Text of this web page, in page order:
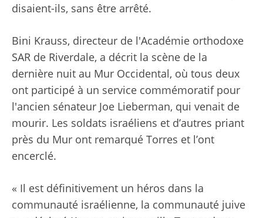
disaient-ils, sans être arrêté.
Bini Krauss, directeur de l'Académie orthodoxe
SAR de Riverdale, a décrit la scène de la
dernière nuit au Mur Occidental, où tous deux
ont participé à un service commémoratif pour
l'ancien sénateur Joe Lieberman, qui venait de
mourir. Les soldats israéliens et d’autres priant
près du Mur ont remarqué Torres et l’ont
encerclé.
« Il est définitivement un héros dans la
communauté israélienne, la communauté juive